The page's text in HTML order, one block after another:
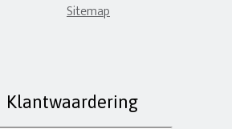
Sitemap
Klantwaardering